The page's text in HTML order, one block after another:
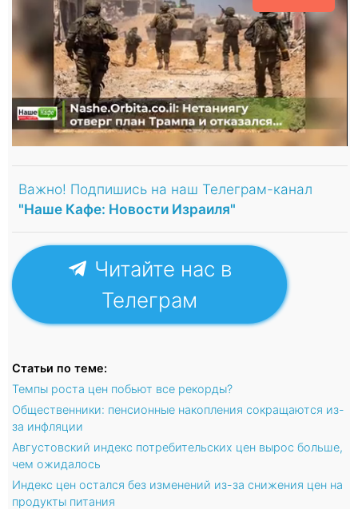
Важно! Подпишись на наш Телеграм-канал
"Наше Кафе: Новости Израиля"
Читайте нас в
Телеграм
Статьи по теме:
Темпы роста цен побьют все рекорды?
Общественники: пенсионные накопления сокращаются из-
за инфляции
Августовский индекс потребительских цен вырос больше,
чем ожидалось
Индекс цен остался без изменений из-за снижения цен на
продукты питания